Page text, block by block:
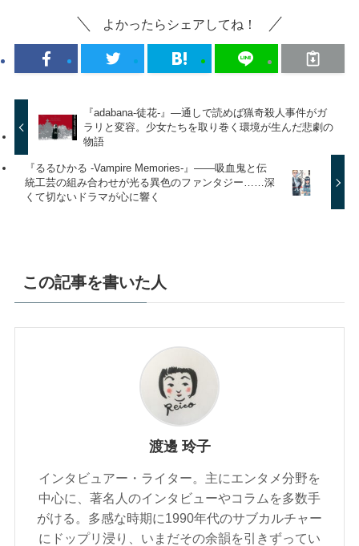
よかったらシェアしてね！
『adabana-徒花-』—通しで読めば猟奇殺人事件がガ
ラリと変容。少女たちを取り巻く環境が生んだ悲劇の
物語
『るるひかる -Vampire Memories-』――吸血鬼と伝
統工芸の組み合わせが光る異色のファンタジー……深
くて切ないドラマが心に響く
この記事を書いた人
渡邊 玲子
インタビュアー・ライター。主にエンタメ分野を
中心に、著名人のインタビューやコラムを多数手
がける。多感な時期に1990年代のサブカルチャー
にドップリ浸り、いまだその余韻を引きずってい